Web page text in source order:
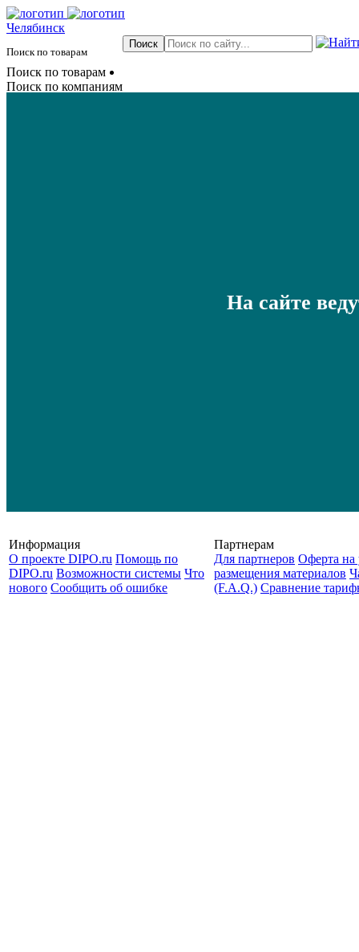
Челябинск
Поиск по товарам
Поиск по товарам
Поиск по компаниям
На сайте
Информация
О проекте DIPO.ru Помощь по
DIPO.ru Возможности системы Что
нового Сообщить об ошибке
Партнерам
Для партнеров Оферта на
размещения материалов
(F.A.Q.) Cравнение